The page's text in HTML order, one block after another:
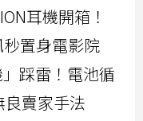
耳機開箱！
置身電影院
踩雷！電池循
賣家手法